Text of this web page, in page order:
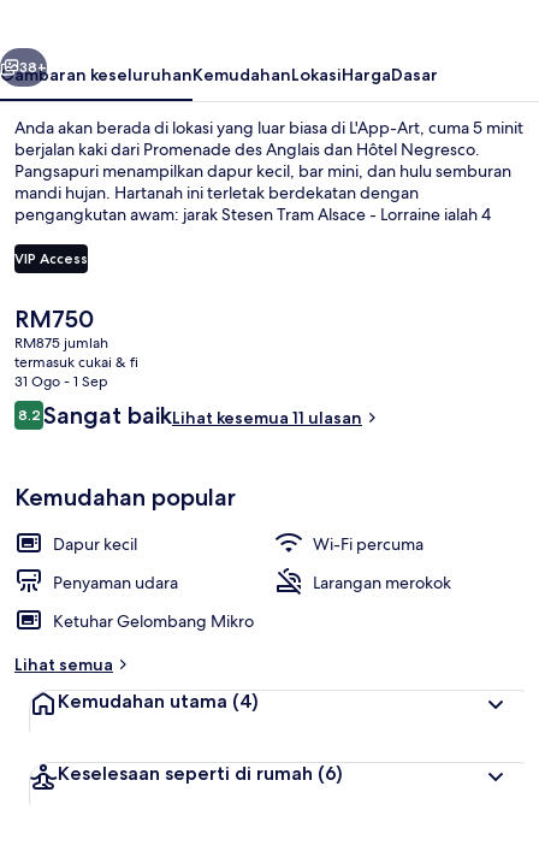
Seterusnya
38+
Gambaran keseluruhanKemudahanLokasiHargaDasar
Anda akan berada di lokasi yang luar biasa di L'App-Art, cuma 5 minit
berjalan kaki dari Promenade des Anglais dan Hôtel Negresco.
Pangsapuri menampilkan dapur kecil, bar mini, dan hulu semburan
mandi hujan. Hartanah ini terletak berdekatan dengan
pengangkutan awam: jarak Stesen Tram Alsace - Lorraine ialah 4
VIP Access
Harga
semasa
ialah
RM750
RM750
RM875 jumlah
termasuk cukai & fi
31 Ogo - 1 Sep
Ulasan
8.28.2 daripada 10
Sangat baikLihat kesemua 11 ulasan
Kemudahan popular
Dapur kecil
Wi-Fi percuma
Penyaman udara
Larangan merokok
Ketuhar Gelombang Mikro
Lihat semua
Kemudahan utama (4)
Keselesaan seperti di rumah (6)